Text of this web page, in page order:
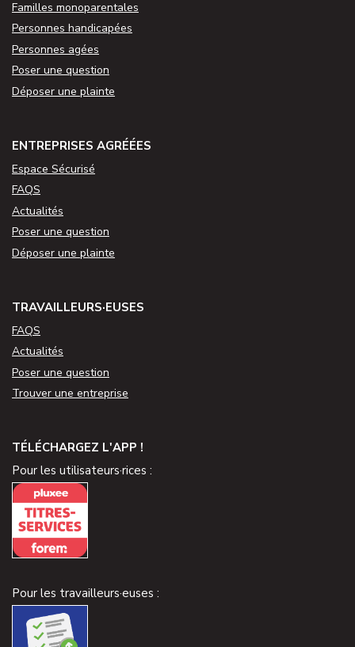
Familles monoparentales
Personnes handicapées
Personnes agées
Poser une question
Déposer une plainte
ENTREPRISES AGRÉÉES
Espace Sécurisé
FAQS
Actualités
Poser une question
Déposer une plainte
TRAVAILLEURS·EUSES
FAQS
Actualités
Poser une question
Trouver une entreprise
TÉLÉCHARGEZ L'APP !
Pour les utilisateurs·rices :
Pour les travailleurs·euses :